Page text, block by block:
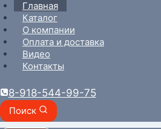
Перейти
к
содержимому
Главная
Каталог
О компании
Оплата и доставка
Видео
Контакты
8-918-544-99-75
Поиск